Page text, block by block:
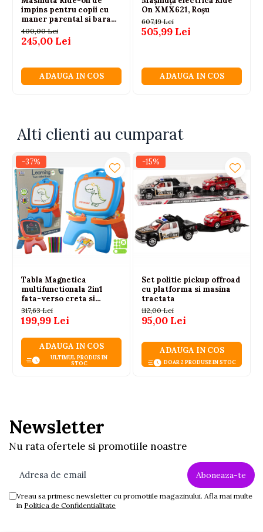
impins pentru copii cu
maner parental si bara
de protectie rosie LEAN
CARS 18 luni+
400,00 Lei
245,00 Lei
ADAUGA IN COS
On XMX621, Roșu
607,19 Lei
505,99 Lei
ADAUGA IN COS
Alti clienti au cumparat
-37%
Tabla Magnetica
multifunctionala 2in1
fata-verso creta si
markere
317,63 Lei
199,99 Lei
ADAUGA IN COS
ULTIMUL PRODUS IN
STOC
-15%
Set politie pickup offroad
cu platforma si masina
tractata
112,00 Lei
95,00 Lei
ADAUGA IN COS
DOAR 2 PRODUSE IN STOC
Newsletter
Nu rata ofertele si promotiile noastre
Vreau sa primesc newsletter cu promotiile magazinului. Afla mai multe
in Politica de Confidentialitate